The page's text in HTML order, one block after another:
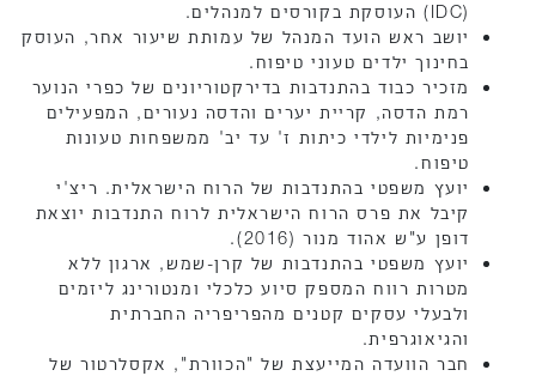
(IDC) העוסקת בקורסים למנהלים.
יושב ראש הועד המנהל של עמותת שיעור אחר, העוסק
בחינוך ילדים טעוני טיפוח.
מזכיר כבוד בהתנדבות בדירקטוריונים של כפרי הנוער
רמת הדסה, קריית יערים והדסה נעורים, המפעילים
פנימיות לילדי כיתות ז' עד יב' ממשפחות טעונות
טיפוח.
יועץ משפטי בהתנדבות של הרוח הישראלית. ריצ'י
קיבל את פרס הרוח הישראלית לרוח התנדבות יוצאת
דופן ע"ש אהוד מנור (2016).
יועץ משפטי בהתנדבות של קרן-שמש, ארגון ללא
מטרות רווח המספק סיוע כלכלי ומנטורינג ליזמים
ולבעלי עסקים קטנים מהפריפריה החברתית
והגיאוגרפית.
חבר הוועדה המייעצת של "הכוורת", אקסלרטור של